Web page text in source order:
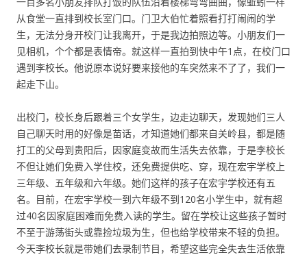
从食堂一直排到校长室门口。门卫大伯忙着照看打打闹闹的学
生，无法分身开校门让我离开，于是我边拍照边等。小朋友们一
见相机，个个都是表情帝。就这样一直拍到快中午1点，在校门口
遇到李校长。他说原本说好要来接他的车突然来不了了，我们一
起走下山。
出校门，校长身后跟着三个女学生，边走边聊天，发现她们三人
自己聊天时用的好像是苗话，才知道她们都来自关岭县，都是随
打工的父母到贵阳后，因家庭变故而生活失去依靠，于是李校长
不但让她们免费入学住校，还免费提供吃、穿，现在宏宇学校上
三年级、五年级和六年级。她们这样的孩子在宏宇学校还有五
名。目前，在宏宇学校一到六年级不到120名小学生中，就有超
过40名因家庭困难而免费入读的学生。留在学校让这些孩子暂时
不至于游荡街头或靠捡垃圾为生，但也给学校带来不轻的负担。
今天李校长就是带她们去录制节目，希望这些完全失去生活依靠